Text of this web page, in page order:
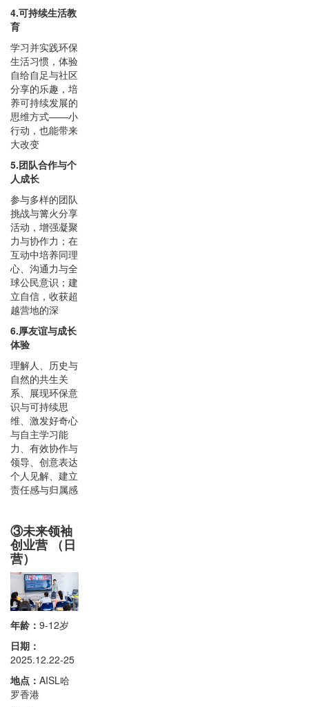
4.可持续生活教
育
学习并实践环保
生活习惯，体验
自给自足与社区
分享的乐趣，培
养可持续发展的
思维方式——小
行动，也能带来
大改变
5.团队合作与个
人成长
参与多样的团队
挑战与篝火分享
活动，增强凝聚
力与协作力；在
互动中培养同理
心、沟通力与全
球公民意识；建
立自信，收获超
越营地的深
6.厚友谊与成长
体验
理解人、历史与
自然的共生关
系、展现环保意
识与可持续思
维、激发好奇心
与自主学习能
力、有效协作与
领导、创意表达
个人见解、建立
责任感与归属感
③未来领袖
创业营 （日
营）
年龄： 9-12岁
日期：
2025.12.22-25
地点： AISL哈
罗香港